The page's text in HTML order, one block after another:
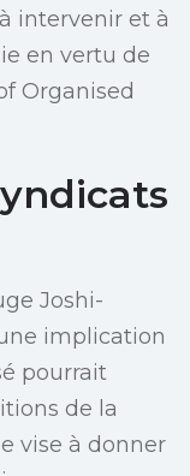
intervenir et à
en vertu de
Organised
Joshi-
implication
pourrait
de la
vise à donner